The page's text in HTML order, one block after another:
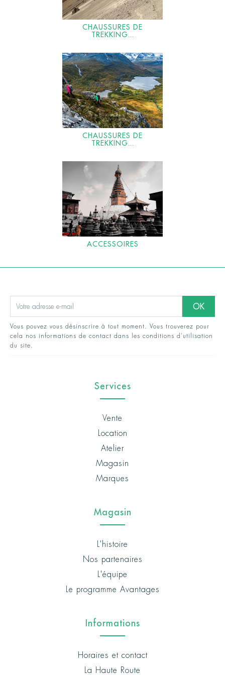
CHAUSSURES DE
TREKKING...
CHAUSSURES DE
TREKKING...
ACCESSOIRES
Vous pouvez vous désinscrire à tout moment. Vous trouverez pour
cela nos informations de contact dans les conditions d'utilisation
du site.
Services
Vente
Location
Atelier
Magasin
Marques
Magasin
L'histoire
Nos partenaires
L'équipe
Le programme Avantages
Informations
Horaires et contact
La Haute Route